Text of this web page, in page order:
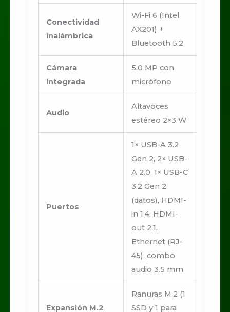
Conectividad
inalámbrica
Wi-Fi 6 (Intel
AX201) +
Bluetooth 5.2
Cámara
integrada
5.0 MP con
micrófono
Audio
Altavoces
estéreo 2×3 W
Puertos
1× USB-A 3.2
Gen 2, 2× USB-
A 2.0, 1× USB-C
3.2 Gen 2
(datos), HDMI-
in 1.4, HDMI-
out 2.1,
Ethernet (RJ-
45), combo
audio 3.5 mm
Expansión M.2
Ranuras M.2 (1
SSD y 1 para